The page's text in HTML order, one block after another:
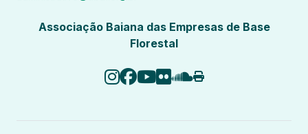
Associação Baiana das Empresas de Base
Florestal